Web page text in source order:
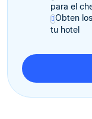
para el
Obten
tu hotel